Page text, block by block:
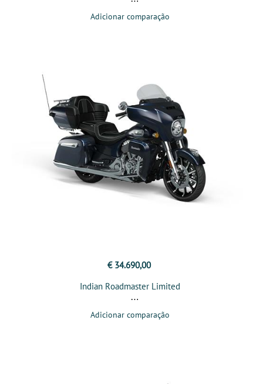
Adicionar comparação
€ 34.690,00
Indian Roadmaster Limited
Adicionar comparação